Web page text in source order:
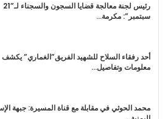
رئيس لجنة معالجة قضايا السجون والسجناء لـ”21
سبتمبر”: مكرمة…
أحد رفقاء السلاح للشهيد الفريق”الغماري” يكشف
معلومات وتفاصيل…
محمد الحوثي في مقابلة مع قناة المسيرة: جبهة